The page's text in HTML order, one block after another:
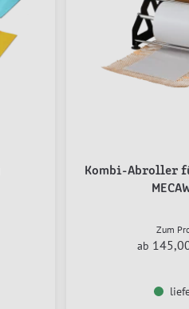
Kombi-Abroller
Zum
ab